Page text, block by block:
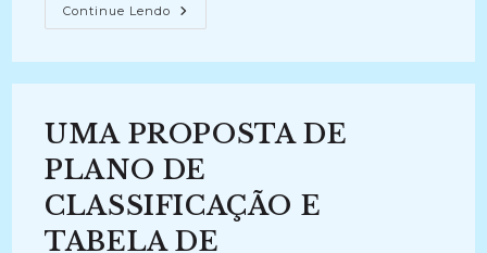
Continue Lendo PROPOSTA
DE
DOS
ARQUIVO
DAS
ATIVIDADES-
FIM
DO
CENTRO
MEMÓRIA
UMA PROPOSTA DE
PLANO DE
CLASSIFICAÇÃO E
TABELA DE